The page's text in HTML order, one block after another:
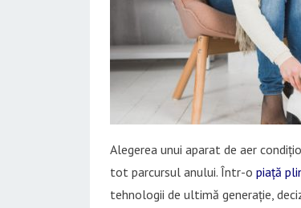
Alegerea unui aparat de aer
tot parcursul anului. Într-o piață
tehnologii de ultimă generație,